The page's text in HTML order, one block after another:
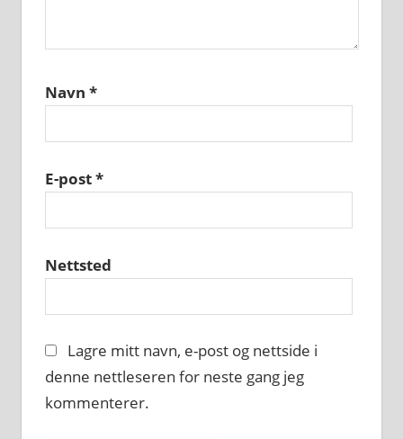
Navn *
E-post*
Nettsted
Lagre mitt navn, e-post og nettside i
denne nettleseren for neste gang jeg
kommenterer.